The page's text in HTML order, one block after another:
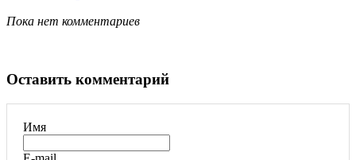
Пока нет комментариев
Оставить комментарий
Имя